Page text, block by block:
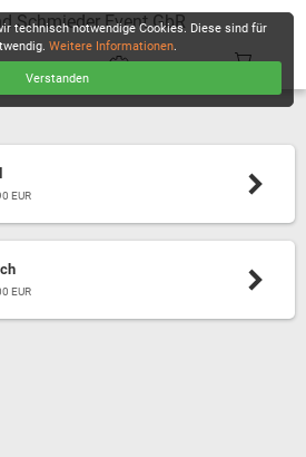
Schmieder Event GbR
EUR
EUR
technisch notwendige Cookies. Diese sind für
Weitere Informationen.
Verstanden